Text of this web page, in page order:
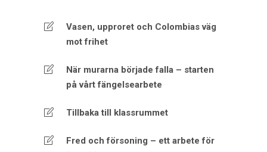
Vasen, upproret och Colombias väg
mot frihet
När murarna började falla – starten
på vårt fängelsearbete
Tillbaka till klassrummet
Fred och försoning – ett arbete för